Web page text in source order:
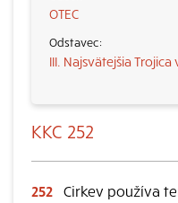
OTEC
III. Najsvätejšia
KKC 252
252 Cirkev používa